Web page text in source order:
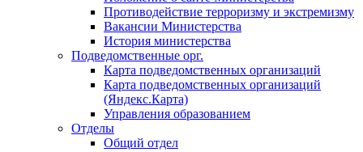
Противодействие терроризму и экстремизму
Вакансии Министерства
История министерства
Подведомственные орг.
Карта подведомственных организаций
Карта подведомственных организаций
(Яндекс.Карта)
Управления образованием
Отделы
Общий отдел